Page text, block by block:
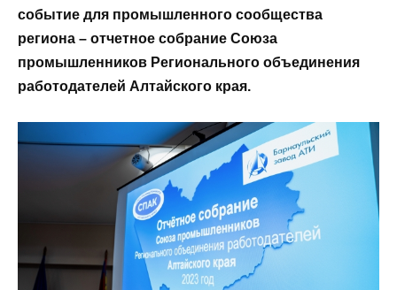
событие для промышленного сообщества
региона – отчетное собрание Союза
промышленников Регионального объединения
работодателей Алтайского края.